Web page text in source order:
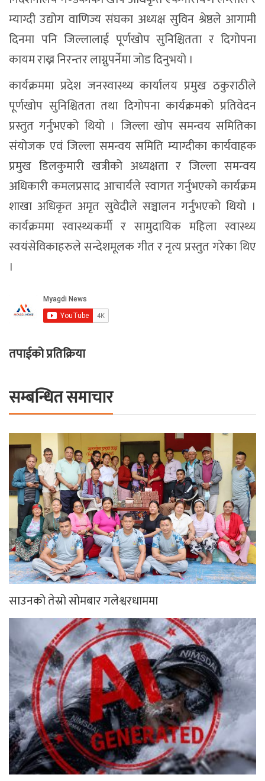
म्याग्दी उद्योग वाणिज्य संघका अध्यक्ष सुविन श्रेष्ठले आगामी
दिनमा पनि जिल्लालाई पूर्णखोप सुनिश्चितता र दिगोपना
कायम राख्न निरन्तर लाग्नुपर्नेमा जोड दिनुभयो ।
कार्यक्रममा प्रदेश जनस्वास्थ्य कार्यालय प्रमुख ठकुराठीले
पूर्णखोप सुनिश्चितता तथा दिगोपना कार्यक्रमको प्रतिवेदन
प्रस्तुत गर्नुभएको थियो । जिल्ला खोप समन्वय समितिका
संयोजक एवं जिल्ला समन्वय समिति म्याग्दीका कार्यवाहक
प्रमुख डिलकुमारी खत्रीको अध्यक्षता र जिल्ला समन्वय
अधिकारी कमलप्रसाद आचार्यले स्वागत गर्नुभएको कार्यक्रम
शाखा अधिकृत अमृत सुवेदीले सञ्चालन गर्नुभएको थियो ।
कार्यक्रममा स्वास्थ्यकर्मी र सामुदायिक महिला स्वास्थ्य
स्वयंसेविकाहरुले सन्देशमूलक गीत र नृत्य प्रस्तुत गरेका थिए
।
तपाईको प्रतिक्रिया
सम्बन्धित समाचार
साउनको तेस्रो सोमबार गलेश्वरधाममा